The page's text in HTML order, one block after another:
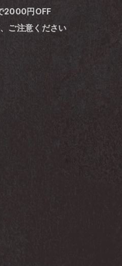
2000円OFF
ご注意ください